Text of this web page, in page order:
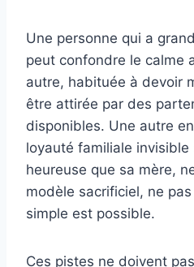
Une personne qui a
peut confondre le calme
autre, habituée à devoir
être attirée par des
disponibles. Une autre
loyauté familiale invisible
heureuse que sa mère,
modèle sacrificiel, ne pas
simple est possible.
Ces pistes ne doivent